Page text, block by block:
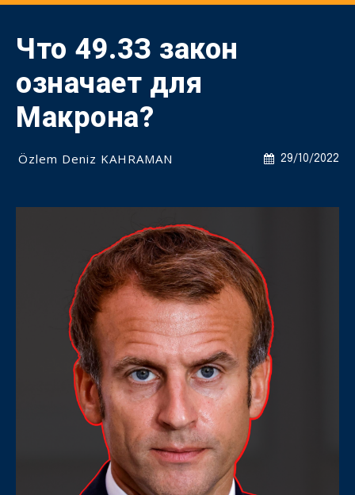
Что 49.3З закон
означает для
Макрона?
29/10/2022
Özlem Deniz KAHRAMAN